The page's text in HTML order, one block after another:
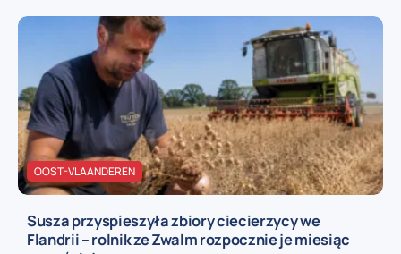
OOST-VLAANDEREN
Susza przyspieszyła zbiory ciecierzycy we
Flandrii – rolnik ze Zwalm rozpocznie je miesiąc